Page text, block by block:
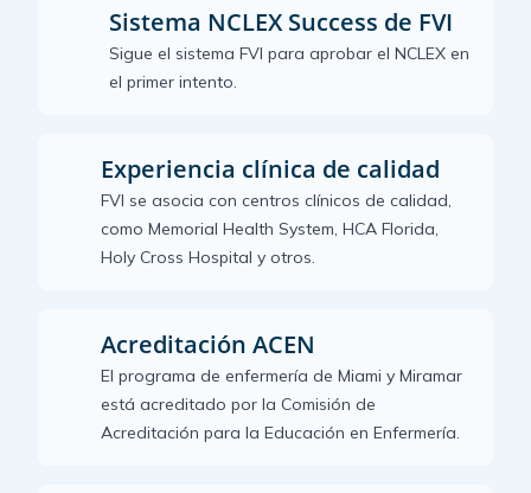
Sistema NCLEX Success de FVI
Sigue el sistema FVI para aprobar el NCLEX en
el primer intento.
Experiencia clínica de calidad
FVI se asocia con centros clínicos de calidad,
como Memorial Health System, HCA Florida,
Holy Cross Hospital y otros.
Acreditación ACEN
El programa de enfermería de Miami y Miramar
está acreditado por la Comisión de
Acreditación para la Educación en Enfermería.